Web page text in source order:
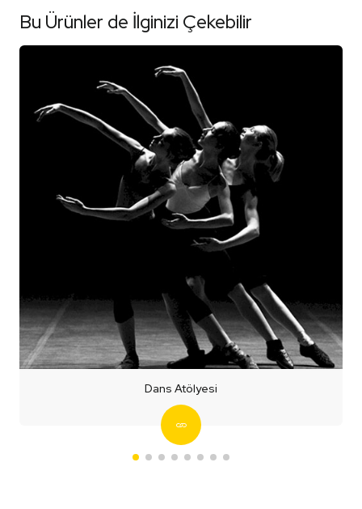
Bu Ürünler de İlginizi Çekebilir
Dans Atölyesi